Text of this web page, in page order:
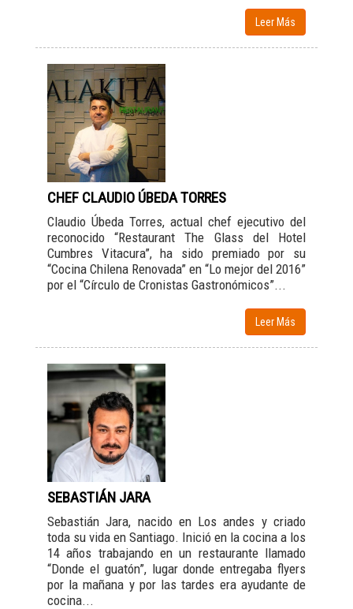
Leer Más
CHEF CLAUDIO ÚBEDA TORRES
Claudio Úbeda Torres, actual chef ejecutivo del
reconocido “Restaurant The Glass del Hotel
Cumbres Vitacura”, ha sido premiado por su
“Cocina Chilena Renovada” en “Lo mejor del 2016”
por el “Círculo de Cronistas Gastronómicos”...
Leer Más
SEBASTIÁN JARA
Sebastián Jara, nacido en Los andes y criado
toda su vida en Santiago. Inició en la cocina a los
14 años trabajando en un restaurante llamado
“Donde el guatón”, lugar donde entregaba flyers
por la mañana y por las tardes era ayudante de
cocina...